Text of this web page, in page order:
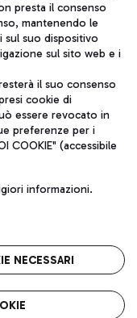
a direzione e
13032990155 P.
Fiumicino (RM)
presta il consenso
mantenendo le
sul suo dispositivo
sul sito web e i
il suo consenso
cookie di
essere revocato in
preferenze per i
COOKIE" (accessibile
informazioni.
NECESSARI